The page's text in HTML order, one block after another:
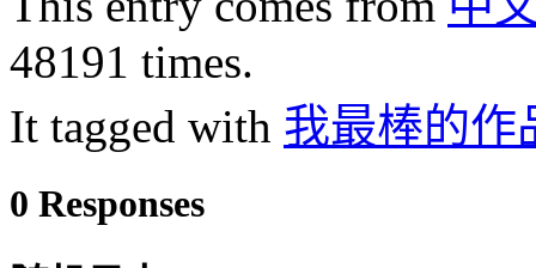
48191 times.
It tagged with 我最棒的作
0 Responses